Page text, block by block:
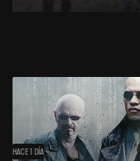
HACE 1 DÍA